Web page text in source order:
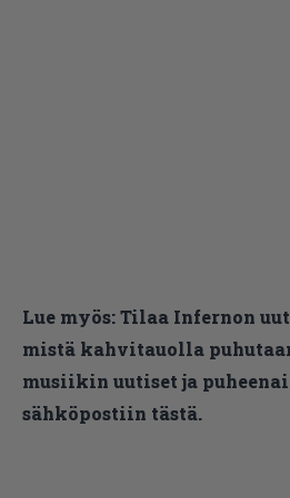
Lue myös:Tilaa Infernon
mistä kahvitauolla
musiikin uutiset ja
sähköpostiin tästä.